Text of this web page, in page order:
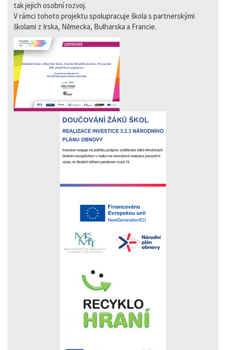
tak jejich osobní rozvoj.
V rámci tohoto projektu spolupracuje škola s partnerskými
školami z Irska, Německa, Bulharska a Francie.